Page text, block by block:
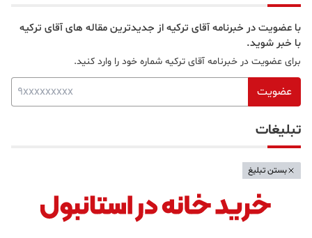
با عضویت در خبرنامه آقای ترکیه از جدیدترین مقاله های آقای ترکیه
با خبر شوید.
برای عضویت در خبرنامه آقای ترکیه شماره خود را وارد کنید.
عضویت
تبلیغات
بستن تبلیغ